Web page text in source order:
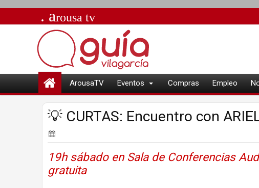
. arousa tv
ArousaTV Eventos Compras Empleo
💡 CURTAS: Encuentro con
19h sábado en Sala de Conferencias
gratuita